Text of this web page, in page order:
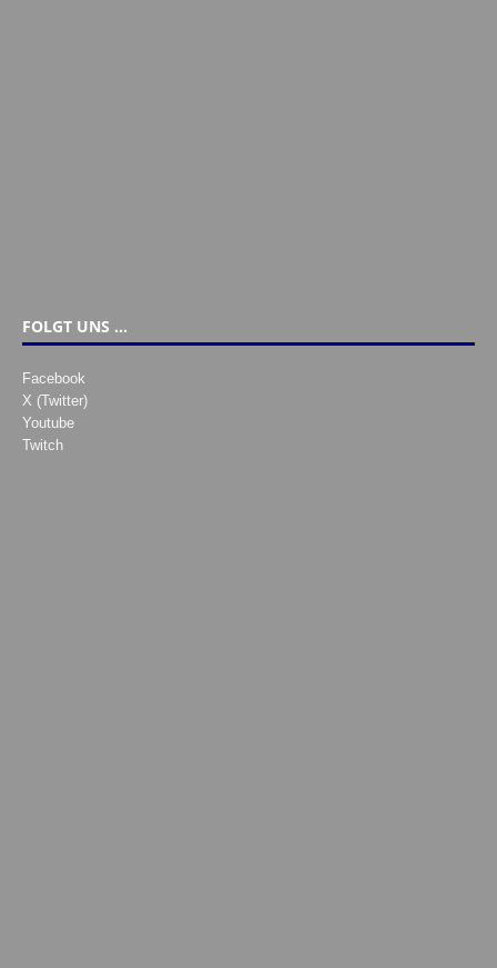
FOLGT UNS …
Facebook
X (Twitter)
Youtube
Twitch